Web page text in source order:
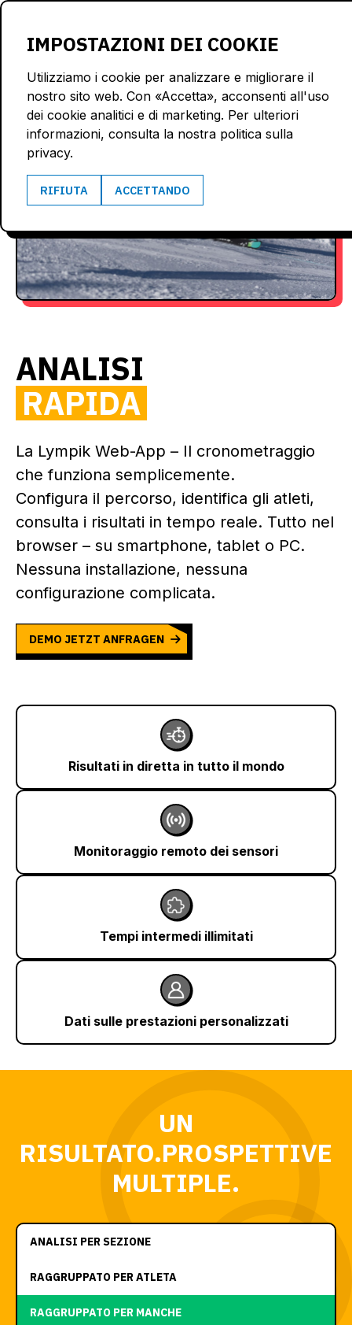
IMPOSTAZIONI DEI COOKIE
Utilizziamo i cookie per analizzare e migliorare il
nostro sito web. Con «Accetta», acconsenti all'uso
dei cookie analitici e di marketing. Per ulteriori
informazioni, consulta la nostra politica sulla
privacy.
RIFIUTA ACCETTANDO
ANALISI
RAPIDA
La Lympik Web-App – Il cronometraggio
che funziona semplicemente.
Configura il percorso, identifica gli atleti,
consulta i risultati in tempo reale. Tutto nel
browser – su smartphone, tablet o PC.
Nessuna installazione, nessuna
configurazione complicata.
DEMO JETZT ANFRAGEN
Risultati in diretta in tutto il mondo
Monitoraggio remoto dei sensori
Tempi intermedi illimitati
Dati sulle prestazioni personalizzati
UN
RISULTATO.PROSPETTIVE
MULTIPLE.
ANALISI PER SEZIONE
RAGGRUPPATO PER ATLETA
RAGGRUPPATO PER MANCHE